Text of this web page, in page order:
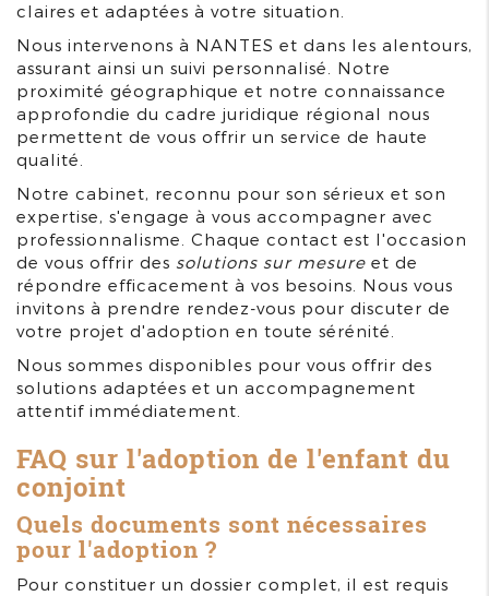
claires et adaptées à votre situation.
Nous intervenons à NANTES et dans les alentours,
assurant ainsi un suivi personnalisé. Notre
proximité géographique et notre connaissance
approfondie du cadre juridique régional nous
permettent de vous offrir un service de haute
qualité.
Notre cabinet, reconnu pour son sérieux et son
expertise, s'engage à vous accompagner avec
professionnalisme. Chaque contact est l'occasion
de vous offrir des solutions sur mesure et de
répondre efficacement à vos besoins. Nous vous
invitons à prendre rendez-vous pour discuter de
votre projet d'adoption en toute sérénité.
Nous sommes disponibles pour vous offrir des
solutions adaptées et un accompagnement
attentif immédiatement.
FAQ sur l'adoption de l'enfant du
conjoint
Quels documents sont nécessaires
pour l'adoption ?
Pour constituer un dossier complet, il est requis